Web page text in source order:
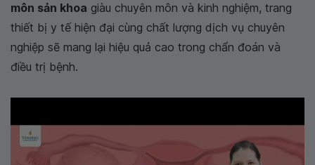
môn sản khoa giàu chuyên môn và kinh nghiệm, trang
thiết bị y tế hiện đại cùng chất lượng dịch vụ chuyên
nghiệp sẽ mang lại hiệu quả cao trong chẩn đoán và
điều trị bệnh.